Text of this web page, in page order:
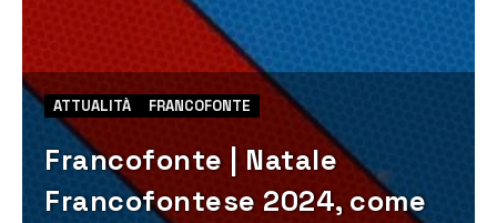
ATTUALITÀ FRANCOFONTE
Francofonte | Natale
Francofontese 2024, come